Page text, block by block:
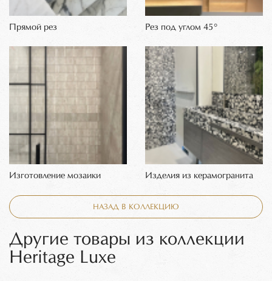
Прямой рез Рез под углом 45°
Изготовление мозаики Изделия из керамогранита
НАЗАД В КОЛЛЕКЦИЮ
Другие товары из коллекции
Heritage Luxe